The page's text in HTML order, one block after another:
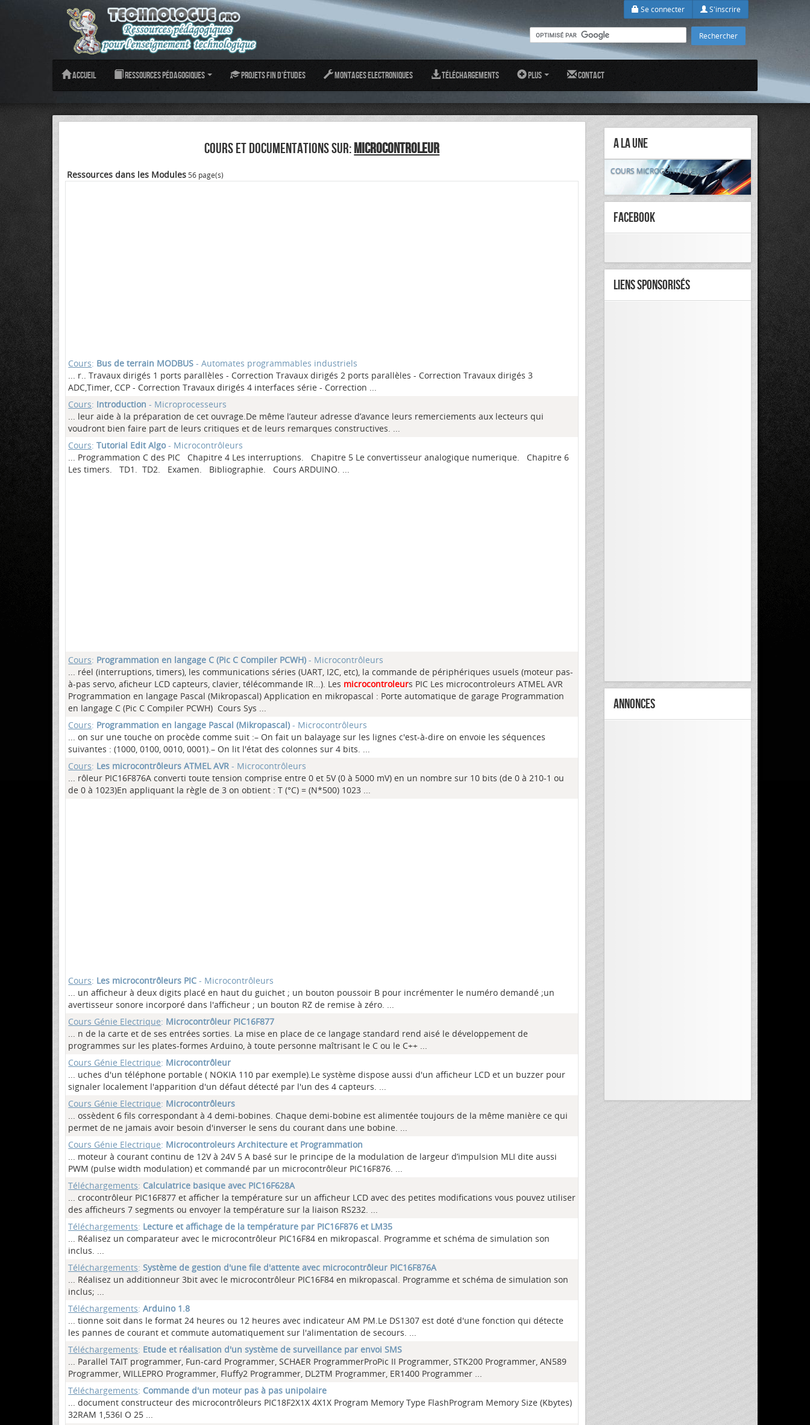
Se connecter S'inscrire
Accueil Ressources pédagogiques Projets fin d'études Montages Electroniques Téléchargements Plus Contact
COURS ET DOCUMENTATIONS SUR: MICROCONTROLEUR
Ressources dans les Modules56 page(s)
Cours: Bus de terrain MODBUS - Automates programmables industriels
... r.. Travaux dirigés 1 ports parallèles - Correction Travaux dirigés 2 ports parallèles - Correction Travaux dirigés 3
ADC,Timer, CCP - Correction Travaux dirigés 4 interfaces série - Correction ...
Cours: Introduction - Microprocesseurs
... leur aide à la préparation de cet ouvrage.De même l’auteur adresse d’avance leurs remerciements aux lecteurs qui
voudront bien faire part de leurs critiques et de leurs remarques constructives. ...
Cours:Tutorial Edit Algo- Microcontrôleurs
... Programmation C des PIC Chapitre 4 Les interruptions. Chapitre 5 Le convertisseur analogique numerique. Chapitre 6
Les timers. TD1. TD2. Examen. Bibliographie. Cours ARDUINO. ...
Cours: Programmation en langage C (Pic C Compiler PCWH) - Microcontrôleurs
... réel (interruptions, timers), les communications séries (UART, I2C, etc), la commande de périphériques usuels (moteur pas-
à-pas servo, aficheur LCD capteurs, clavier, télécommande IR...). Les microcontroleurs PIC Les microcontroleurs ATMEL AVR
Programmation en langage Pascal (Mikropascal) Application en mikropascal : Porte automatique de garage Programmation
en langage C (Pic C Compiler PCWH) Cours Sys ...
Cours: Programmation en langage Pascal (Mikropascal) - Microcontrôleurs
... on sur une touche on procède comme suit :– On fait un balayage sur les lignes c'est-à-dire on envoie les séquences
suivantes : (1000, 0100, 0010, 0001).– On lit l'état des colonnes sur 4 bits. ...
Cours: Les microcontrôleurs ATMEL AVR- Microcontrôleurs
... rôleur PIC16F876A converti toute tension comprise entre 0 et 5V (0 à 5000 mV) en un nombre sur 10 bits (de 0 à 210-1 ou
de 0 à 1023)En appliquant la règle de 3 on obtient : T (°C) = (N*500) 1023 ...
Cours: Les microcontrôleurs PIC - Microcontrôleurs
... un afficheur à deux digits placé en haut du guichet ; un bouton poussoir B pour incrémenter le numéro demandé ;un
avertisseur sonore incorporé dans l'afficheur ; un bouton RZ de remise à zéro. ...
Cours Génie Electrique: Microcontrôleur PIC16F877
... n de la carte et de ses entrées sorties. La mise en place de ce langage standard rend aisé le développement de
programmes sur les plates-formes Arduino, à toute personne maîtrisant le C ou le C++ ...
Cours Génie Electrique: Microcontrôleur
... uches d'un téléphone portable ( NOKIA 110 par exemple).Le système dispose aussi d'un afficheur LCD et un buzzer pour
signaler localement l'apparition d'un défaut détecté par l'un des 4 capteurs. ...
Cours Génie Electrique: Microcontrôleurs
... ossèdent 6 fils correspondant à 4 demi-bobines. Chaque demi-bobine est alimentée toujours de la même manière ce qui
permet de ne jamais avoir besoin d'inverser le sens du courant dans une bobine. ...
Cours Génie Electrique: Microcontroleurs Architecture et Programmation
... moteur à courant continu de 12V à 24V 5 A basé sur le principe de la modulation de largeur d’impulsion MLI dite aussi
PWM (pulse width modulation) et commandé par un microcontrôleur PIC16F876. ...
Téléchargements: Calculatrice basique avec PIC16F628A
... crocontrôleur PIC16F877 et afficher la température sur un afficheur LCD avec des petites modifications vous pouvez utiliser
des afficheurs 7 segments ou envoyer la température sur la liaison RS232. ...
Téléchargements: Lecture et affichage de la température par PIC16F876 et LM35
... Réalisez un comparateur avec le microcontrôleur PIC16F84 en mikropascal. Programme et schéma de simulation son
inclus. ...
Téléchargements:Système de gestion d'une file d'attente avec microcontrôleur PIC16F876A
... Réalisez un additionneur 3bit avec le microcontrôleur PIC16F84 en mikropascal. Programme et schéma de simulation son
inclus; ...
Téléchargements:Arduino 1.8
... tionne soit dans le format 24 heures ou 12 heures avec indicateur AM PM.Le DS1307 est doté d'une fonction qui détecte
les pannes de courant et commute automatiquement sur l'alimentation de secours. ...
Téléchargements: Etude et réalisation d'un système de surveillance par envoi SMS
... Parallel TAIT programmer, Fun-card Programmer, SCHAER ProgrammerProPic II Programmer, STK200 Programmer, AN589
Programmer, WILLEPRO Programmer, Fluffy2 Programmer, DL2TM Programmer, ER1400 Programmer ...
Téléchargements: Commande d'un moteur pas à pas unipolaire
... document constructeur des microcontrôleurs PIC18F2X1X 4X1X Program Memory Type FlashProgram Memory Size (Kbytes)
32RAM 1,536I O 25 ...
A la Une
COURS MICROCONTRôLEURS
FaceBook
Liens Sponsorisés
Annonces